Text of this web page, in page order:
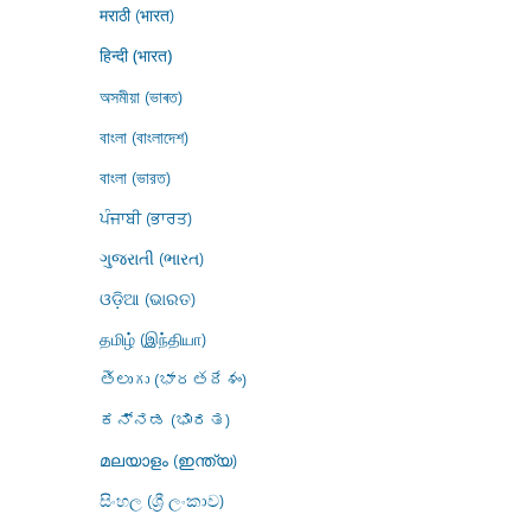
मराठी (भारत)
हिन्दी (भारत)
অসমীয়া (ভাৰত)
বাংলা (বাংলাদেশ)
বাংলা (ভারত)
ਪੰਜਾਬੀ (ਭਾਰਤ)
ગુજરાતી (ભારત)
ଓଡ଼ିଆ (ଭାରତ)
தமிழ் (இந்தியா)
తెలుగు (భారతదేశం)
ಕನ್ನಡ (ಭಾರತ)
മലയാളം (ഇന്ത്യ)
සිංහල (ශ්‍රී ලංකාව)